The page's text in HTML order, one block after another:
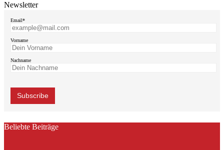
Newsletter
Email*
Vorname
Nachname
Beliebte Beiträge